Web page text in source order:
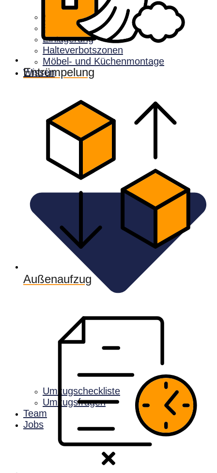
Möbellift
Entrümpelung
Einlagerung
Halteverbotszonen
Möbel- und Küchenmontage
Wissen
Umzugscheckliste
Umzugsfragen
Team
Jobs
Entrümpelung
Außenaufzug